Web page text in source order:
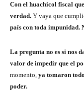
Con el huachicol fiscal
verdad. Y vaya que
país con toda impunidad.
La pregunta no es si nos
valor de impedir que el
momento, ya tomaron
poder.